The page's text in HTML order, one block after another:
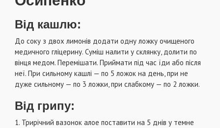
Вiд кашлю:
До соку з двох лимонiв додати одну ложку очищеного
медичного глiцерину. Сумiш налити у склянку, долити по
вiнця медом. Перемiшати. Приймати пiд час їди або пiсля
неї. При сильному кашлi — по 5 ложок на день, при не
дуже сильному — по 3 ложки, при слабкому — по 2 ложки.
Вiд грипу:
1. Трирiчний вазонок алое поставити на 5 днiв у темне